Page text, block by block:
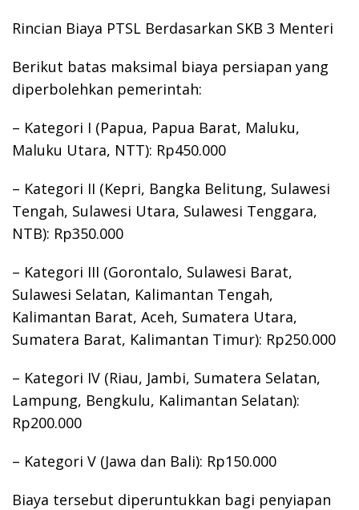
Rincian Biaya PTSL Berdasarkan SKB 3 Menteri
Berikut batas maksimal biaya persiapan yang
diperbolehkan pemerintah:
– Kategori I (Papua, Papua Barat, Maluku,
Maluku Utara, NTT): Rp450.000
– Kategori II (Kepri, Bangka Belitung, Sulawesi
Tengah, Sulawesi Utara, Sulawesi Tenggara,
NTB): Rp350.000
– Kategori III (Gorontalo, Sulawesi Barat,
Sulawesi Selatan, Kalimantan Tengah,
Kalimantan Barat, Aceh, Sumatera Utara,
Sumatera Barat, Kalimantan Timur): Rp250.000
– Kategori IV (Riau, Jambi, Sumatera Selatan,
Lampung, Bengkulu, Kalimantan Selatan):
Rp200.000
– Kategori V (Jawa dan Bali): Rp150.000
Biaya tersebut diperuntukkan bagi penyiapan